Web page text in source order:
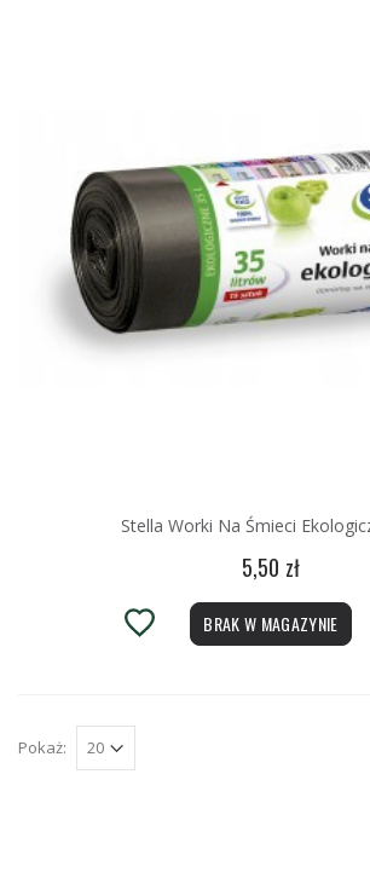
Stella Worki Na Śmieci
5,50 zł
BRAK W MAGAZYNIE
Pokaż: